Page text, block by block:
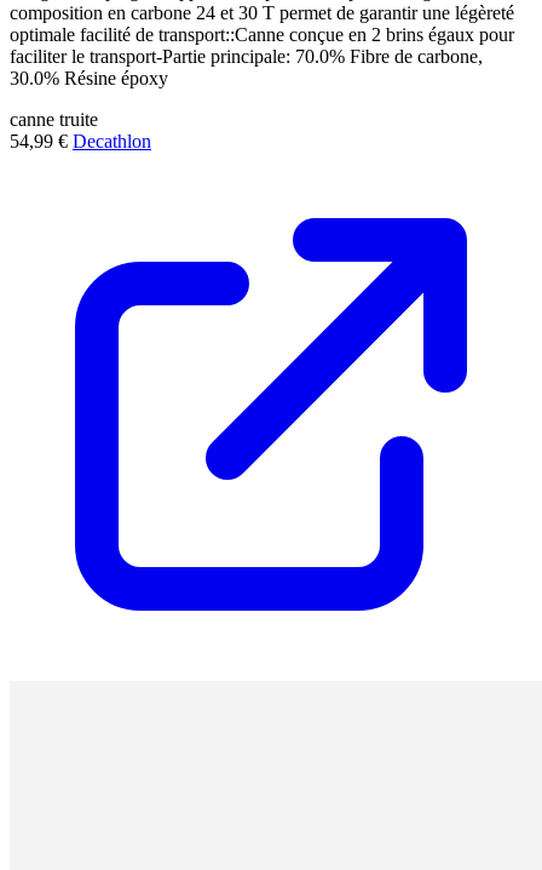
composition en carbone 24 et 30 T permet de garantir une légèreté
optimale facilité de transport::Canne conçue en 2 brins égaux pour
faciliter le transport-Partie principale: 70.0% Fibre de carbone,
30.0% Résine époxy
canne truite
54,99 € Decathlon